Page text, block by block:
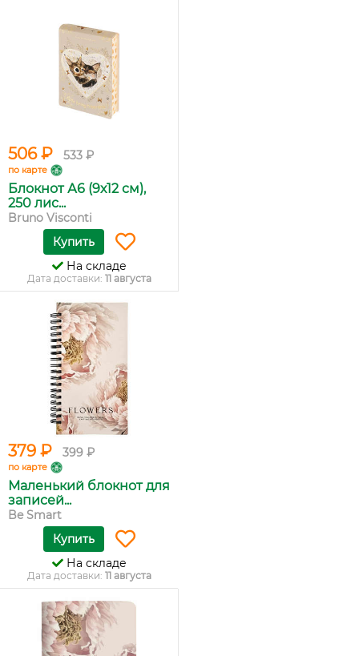
506 ₽ 533 ₽
по карте
Блокнот А6 (9х12 см),
250 лис...
Bruno Visconti
Купить
На складе
Дата доставки: 11 августа
379 ₽ 399 ₽
по карте
Маленький блокнот для
записей...
Be Smart
Купить
На складе
Дата доставки: 11 августа